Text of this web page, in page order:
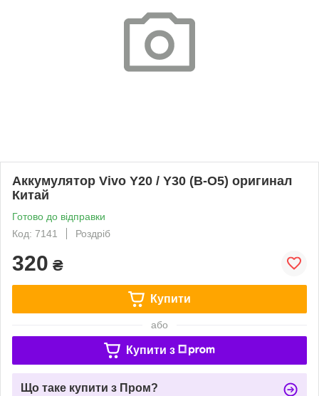
Аккумулятор Vivo Y20 / Y30 (B-O5) оригинал
Китай
Готово до відправки
Код: 7141
Роздріб
320 ₴
Купити
або
Купити з
Що таке купити з Пром?